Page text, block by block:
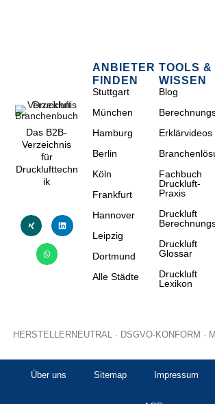
Das B2B-
Verzeichnis
für
Drucklufttechn
ik
ANBIETER
FINDEN
Stuttgart
München
Hamburg
Berlin
Köln
Frankfurt
Hannover
Leipzig
Dortmund
Alle Städte
TOOLS &
WISSEN
Blog
Erklärvideos
Fachbuch
Druckluft-
Praxis
Druckluft
Druckluft
Glossar
Druckluft
Lexikon
HERSTELLERNEUTRAL · DSGVO-KONFORM ·
Über uns Sitemap Impressum